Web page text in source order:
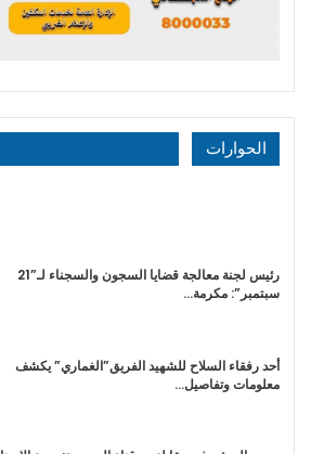
الحوارات
رئيس لجنة معالجة قضايا السجون والسجناء لـ”21
سبتمبر”: مكرمة…
أحد رفقاء السلاح للشهيد الفريق”الغماري” يكشف
معلومات وتفاصيل…